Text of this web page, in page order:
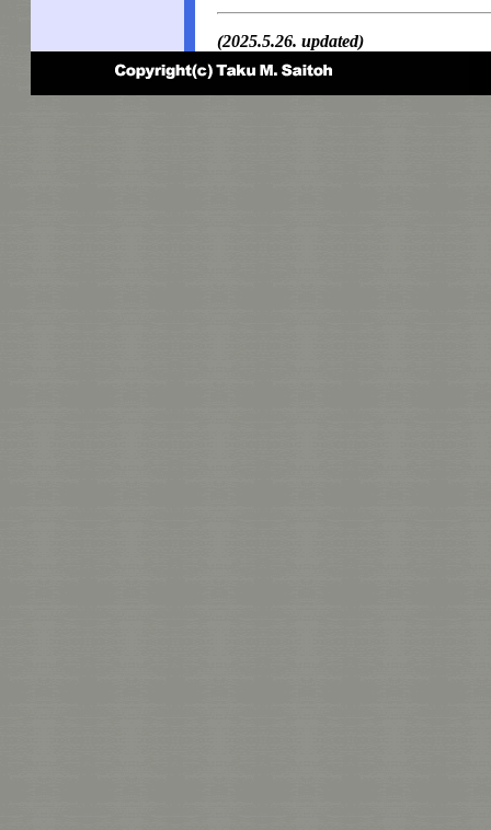
(2025.5.26. updated)